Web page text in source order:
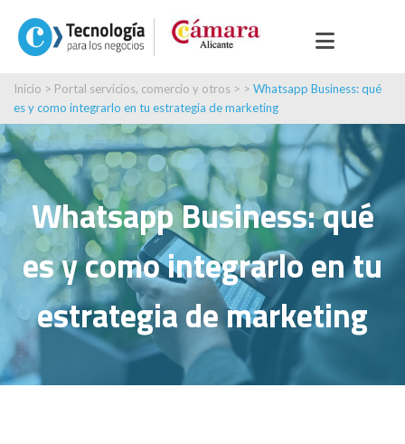
Inicio > Portal servicios, comercio y otros > > Whatsapp Business: qué
es y como integrarlo en tu estrategia de marketing
Whatsapp Business: qué
es y como integrarlo en tu
estrategia de marketing